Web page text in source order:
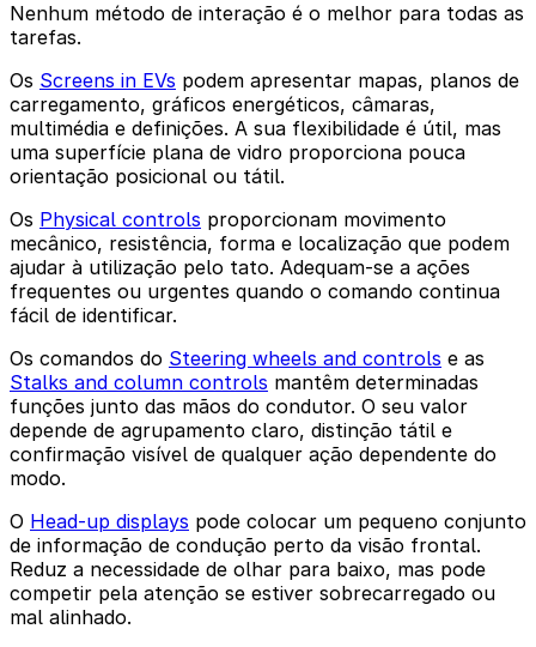
Nenhum método de interação é o melhor para todas as
tarefas.
Os Screens in EVs podem apresentar mapas, planos de
carregamento, gráficos energéticos, câmaras,
multimédia e definições. A sua flexibilidade é útil, mas
uma superfície plana de vidro proporciona pouca
orientação posicional ou tátil.
Os Physical controls proporcionam movimento
mecânico, resistência, forma e localização que podem
ajudar à utilização pelo tato. Adequam-se a ações
frequentes ou urgentes quando o comando continua
fácil de identificar.
Os comandos do Steering wheels and controls e as
Stalks and column controls mantêm determinadas
funções junto das mãos do condutor. O seu valor
depende de agrupamento claro, distinção tátil e
confirmação visível de qualquer ação dependente do
modo.
O Head-up displays pode colocar um pequeno conjunto
de informação de condução perto da visão frontal.
Reduz a necessidade de olhar para baixo, mas pode
competir pela atenção se estiver sobrecarregado ou
mal alinhado.